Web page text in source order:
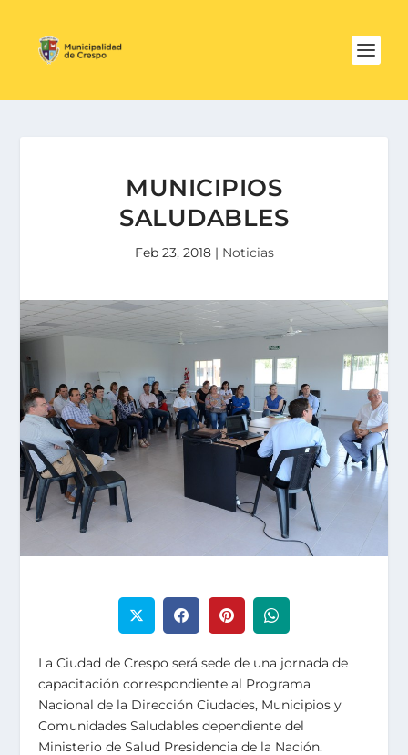
MUNICIPIOS
SALUDABLES
Feb 23, 2018| Noticias
La Ciudad de Crespo será sede de una jornada de
capacitación correspondiente al Programa
Nacional de la Dirección Ciudades, Municipios y
Comunidades Saludables dependiente del
Ministerio de Salud Presidencia de la Nación.